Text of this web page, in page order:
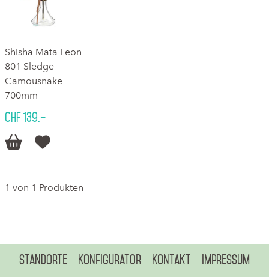
Shisha Mata Leon
801 Sledge
Camousnake
700mm
CHF 139.–
 
1 von 1 Produkten
Standorte Konfigurator Kontakt Impressum